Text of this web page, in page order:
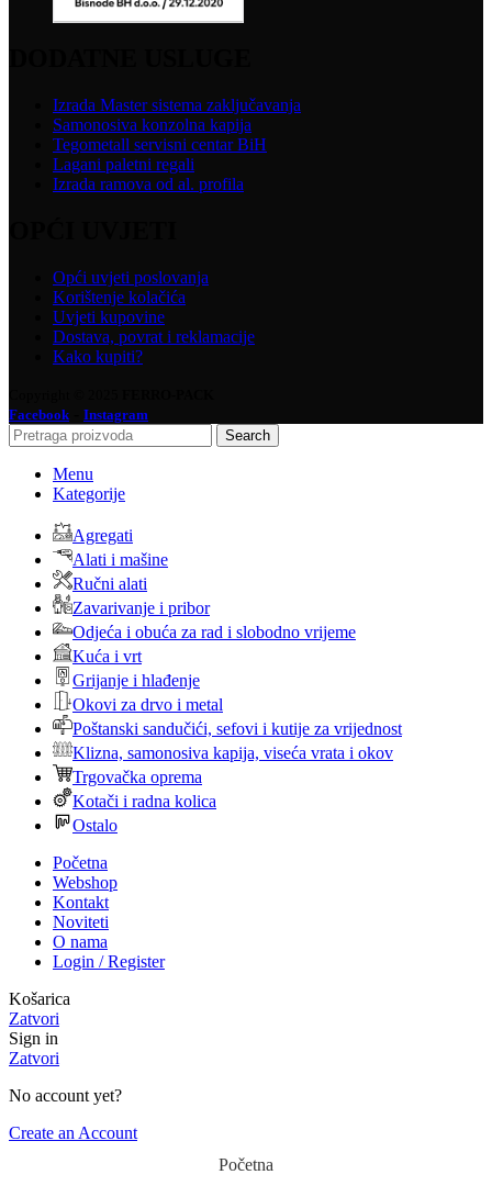
Izrada Master sistema zaključavanja
Samonosiva konzolna kapija
Tegometall servisni centar BiH
Lagani paletni regali
Izrada ramova od al. profila
Opći uvjeti poslovanja
Korištenje kolačića
Uvjeti kupovine
Dostava, povrat i reklamacije
Kako kupiti?
Facebook
Instagram
Search
Menu
Kategorije
Agregati
Alati i mašine
Ručni alati
Zavarivanje i pribor
Odjeća i obuća za rad i slobodno vrijeme
Kuća i vrt
Grijanje i hlađenje
Okovi za drvo i metal
Poštanski sandučići, sefovi i kutije za vrijednost
Klizna, samonosiva kapija, viseća vrata i okov
Trgovačka oprema
Kotači i radna kolica
Ostalo
Početna
Webshop
Kontakt
Noviteti
O nama
Login / Register
Košarica
Zatvori
Sign in
Zatvori
No account yet?
Create an Account
Početna